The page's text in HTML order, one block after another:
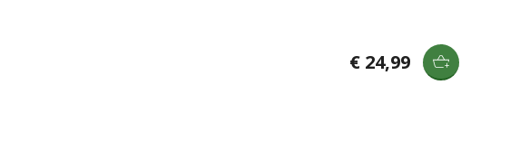
€ 24,99